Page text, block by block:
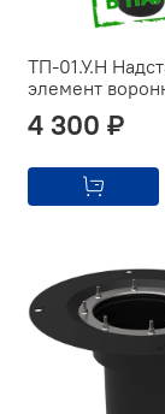
ТП-01.У.H
элемент
4 300 ₽